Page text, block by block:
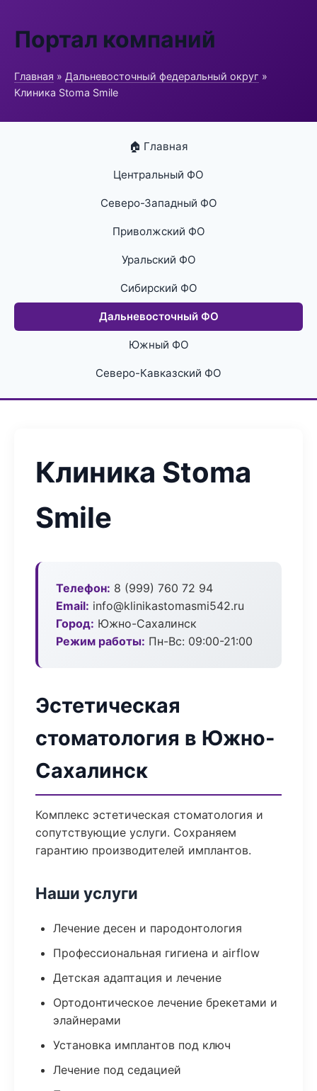
Портал компаний
Главная » Дальневосточный федеральный округ »
Клиника Stoma Smile
🏠 Главная
Центральный ФО
Северо-Западный ФО
Приволжский ФО
Уральский ФО
Сибирский ФО
Дальневосточный ФО
Южный ФО
Северо-Кавказский ФО
Клиника Stoma
Smile
Телефон: 8 (999) 760 72 94
Email: info@klinikastomasmi542.ru
Город: Южно-Сахалинск
Режим работы: Пн-Вс: 09:00-21:00
Эстетическая
стоматология в Южно-
Сахалинск
Комплекс эстетическая стоматология и
сопутствующие услуги. Сохраняем
гарантию производителей имплантов.
Наши услуги
Лечение десен и пародонтология
Профессиональная гигиена и airflow
Детская адаптация и лечение
Ортодонтическое лечение брекетами и
элайнерами
Установка имплантов под ключ
Лечение под седацией